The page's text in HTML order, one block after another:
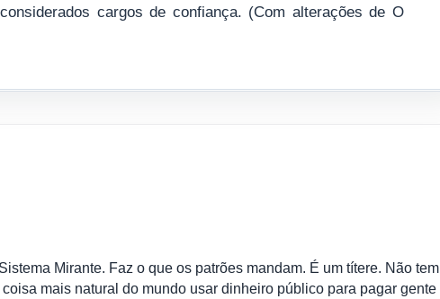
cargos de confiança. (Com alterações de O
Mirante. Faz o que os patrões mandam. É um títere. Não tem
mais natural do mundo usar dinheiro público para pagar gente